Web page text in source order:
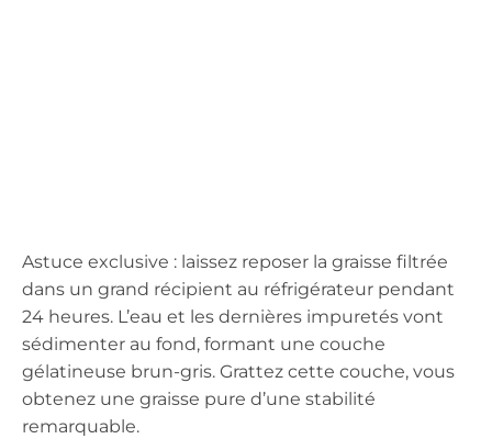
Astuce exclusive : laissez reposer la graisse filtrée
dans un grand récipient au réfrigérateur pendant
24 heures. L’eau et les dernières impuretés vont
sédimenter au fond, formant une couche
gélatineuse brun-gris. Grattez cette couche, vous
obtenez une graisse pure d’une stabilité
remarquable.